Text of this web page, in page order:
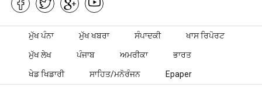
Skip to content
ਮੁੱਖ ਪੰਨਾ ਮੁੱਖ ਖਬਰਾ ਸੰਪਾਦਕੀ ਖਾਸ ਰਿਪੋਰਟ
ਮੁੱਖ ਲੇਖ ਪੰਜਾਬ ਅਮਰੀਕਾ ਭਾਰਤ
ਖੇਡ ਖਿਡਾਰੀ ਸਾਹਿਤ/ਮਨੋਰੰਜਨ Epaper